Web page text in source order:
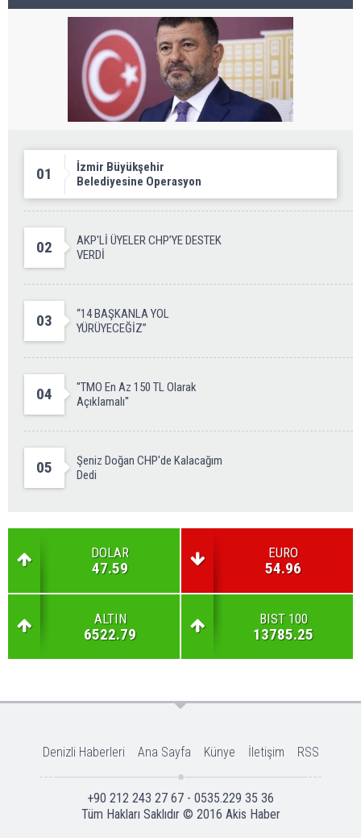
01
İzmir Büyükşehir
Belediyesine Operasyon
02
AKP'Lİ ÜYELER CHP’YE DESTEK
VERDİ
03
“14 BAŞKANLA YOL
YÜRÜYECEĞİZ”
04
''TMO En Az 150 TL Olarak
Açıklamalı''
05
Şeniz Doğan CHP'de Kalacağım
Dedi
DOLAR
47.59
EURO
54.96
ALTIN
6522.79
BIST 100
13785.25
Denizli Haberleri Ana Sayfa Künye İletişim RSS
+90 212 243 27 67 - 0535.229 35 36
Tüm Hakları Saklıdır © 2016 Akis Haber